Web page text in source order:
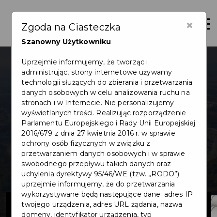
Budowa ul.
×
Zgoda na Ciasteczka
Szanowny Użytkowniku
Uprzejmie informujemy, że tworząc i
administrując, strony internetowe używamy
technologii służących do zbierania i przetwarzania
danych osobowych w celu analizowania ruchu na
stronach i w Internecie. Nie personalizujemy
wyświetlanych treści. Realizując rozporządzenie
Parlamentu Europejskiego i Rady Unii Europejskiej
2016/679 z dnia 27 kwietnia 2016 r. w sprawie
ochrony osób fizycznych w związku z
przetwarzaniem danych osobowych i w sprawie
swobodnego przepływu takich danych oraz
uchylenia dyrektywy 95/46/WE (tzw. „RODO”)
uprzejmie informujemy, że do przetwarzania
wykorzystywane będą następujące dane: adres IP
twojego urządzenia, adres URL żądania, nazwa
domeny, identyfikator urządzenia, typ